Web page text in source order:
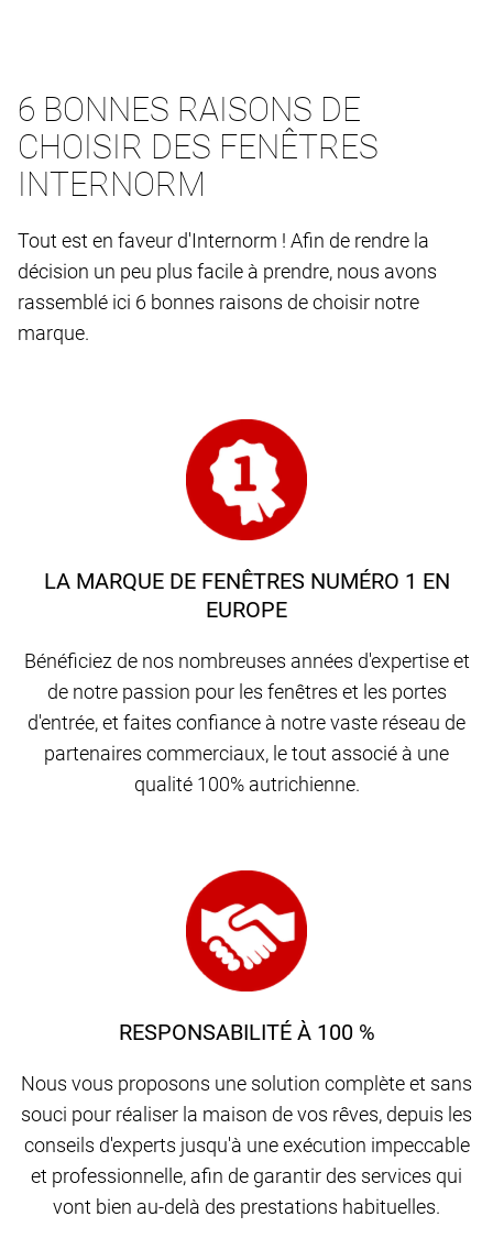
6 BONNES RAISONS DE
CHOISIR DES FENÊTRES
INTERNORM
Tout est en faveur d'Internorm ! Afin de rendre la
décision un peu plus facile à prendre, nous avons
rassemblé ici 6 bonnes raisons de choisir notre
marque.
LA MARQUE DE FENÊTRES NUMÉRO 1 EN
EUROPE
Bénéficiez de nos nombreuses années d'expertise et
de notre passion pour les fenêtres et les portes
d'entrée, et faites confiance à notre vaste réseau de
partenaires commerciaux, le tout associé à une
qualité 100% autrichienne.
RESPONSABILITÉ À 100 %
Nous vous proposons une solution complète et sans
souci pour réaliser la maison de vos rêves, depuis les
conseils d'experts jusqu'à une exécution impeccable
et professionnelle, afin de garantir des services qui
vont bien au-delà des prestations habituelles.